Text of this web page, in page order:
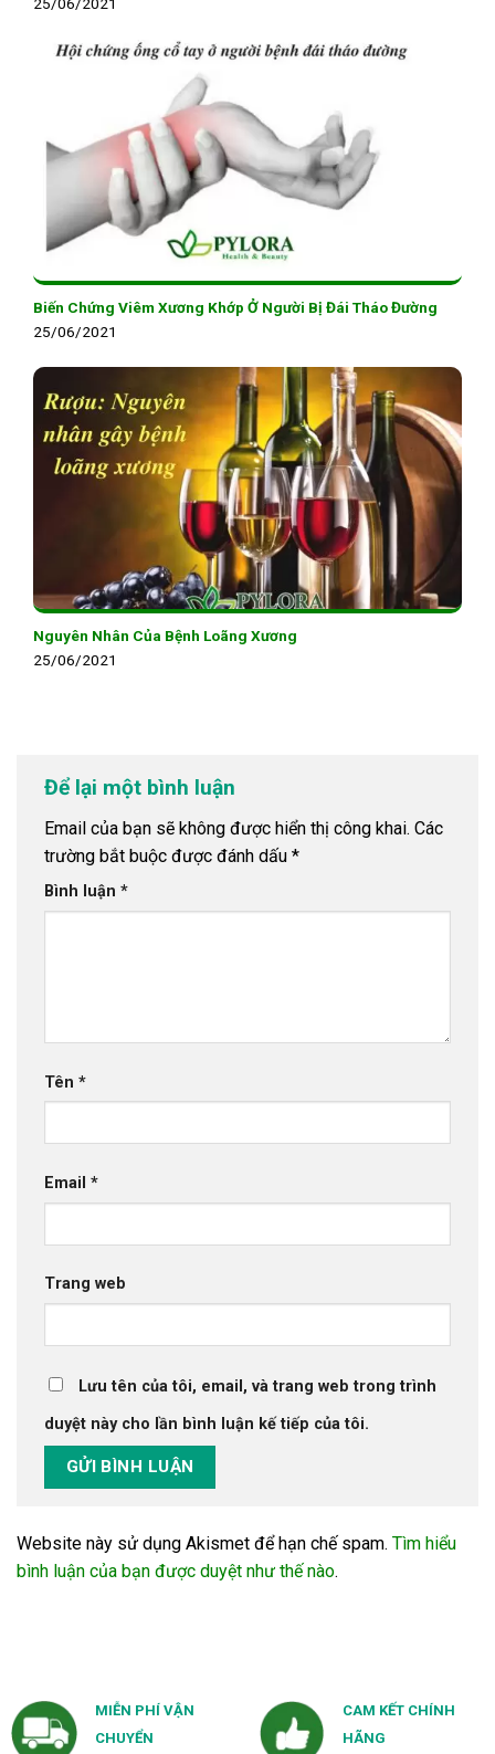
25/06/2021
Biến Chứng Viêm Xương Khớp Ở Người Bị Đái Tháo Đường
25/06/2021
Nguyên Nhân Của Bệnh Loãng Xương
25/06/2021
Để lại một bình luận
Email của bạn sẽ không được hiển thị công khai. Các
trường bắt buộc được đánh dấu *
Bình luận *
Tên *
Email *
Trang web
Lưu tên của tôi, email, và trang web trong trình
duyệt này cho lần bình luận kế tiếp của tôi.
Website này sử dụng Akismet để hạn chế spam. Tìm hiểu
bình luận của bạn được duyệt như thế nào.
MIỄN PHÍ VẬN
CHUYỂN
CAM KẾT CHÍNH
HÃNG